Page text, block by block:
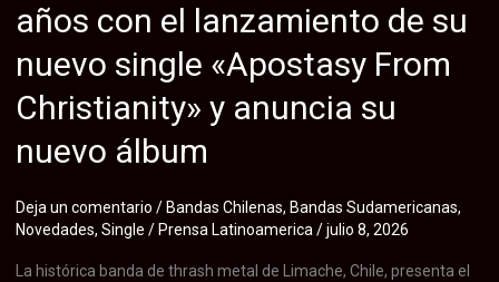
cosmovisión
y
Tierra
Fuego.
años con el lanzamiento de su
nuevo single «Apostasy From
Christianity» y anuncia su
nuevo álbum
Deja un comentario / Bandas Chilenas, Bandas Sudamericanas,
Novedades, Single / Prensa Latinoamerica /julio 8, 2026
La histórica banda de thrash metal de Limache, Chile, presenta el